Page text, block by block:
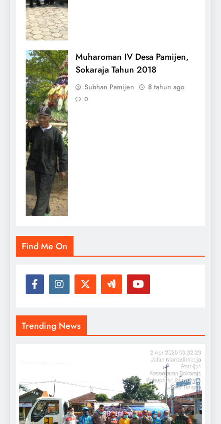
Muharoman IV Desa Pamijen,
Sokaraja Tahun 2018
Subhan Pamijen 8 tahun ago
0
Find Me On
Trending News